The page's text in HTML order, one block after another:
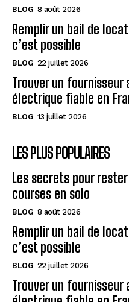
BLOG 8 août 2026
Remplir un bail de
c’est possible
BLOG 22 juillet 2026
Trouver un
électrique fiable en
BLOG 13 juillet 2026
LES PLUS POPULAIRES
Les secrets pour
courses en solo
BLOG 8 août 2026
Remplir un bail de
c’est possible
BLOG 22 juillet 2026
Trouver un